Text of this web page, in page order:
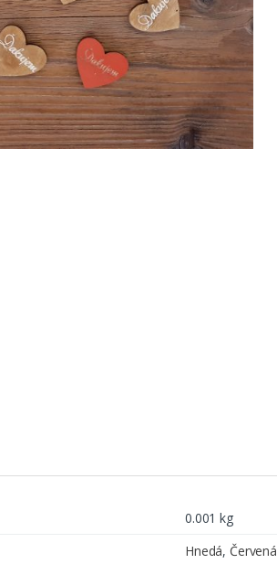
0.001 kg
Hnedá, Červená